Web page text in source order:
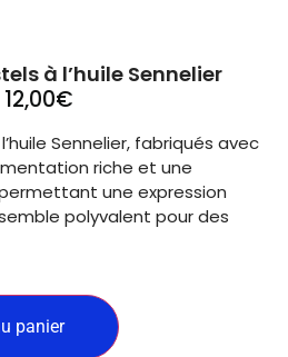
à l’huile Sennelier
12,00€
Sennelier, fabriqués avec
riche et une
une expression
polyvalent pour des
panier